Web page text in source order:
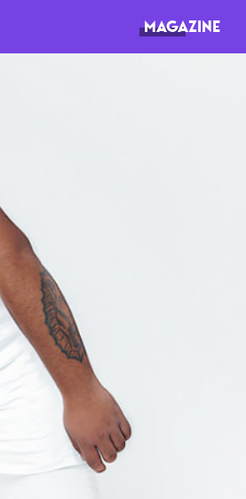
MAGAZINE
Mixes